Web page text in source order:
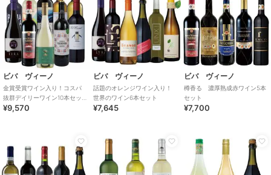
ビバ ヴィーノ
金賞受賞ワイン入り！コスパ
抜群デイリーワイン10本セッ
ト
¥9,570
ビバ ヴィーノ
話題のオレンジワイン入り！
世界のワイン6本セット
¥7,645
ビバ ヴィーノ
樽香る 濃厚熟成赤ワイン5本
セット
¥7,700